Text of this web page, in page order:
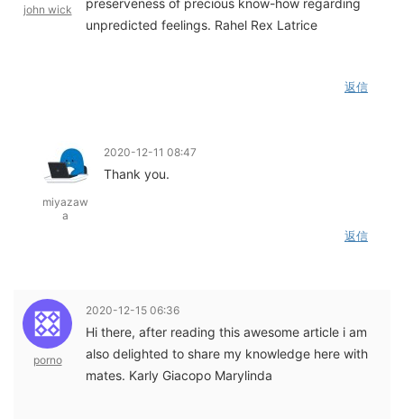
john wick
preserveness of precious know-how regarding
unpredicted feelings. Rahel Rex Latrice
返信
miyazaw
a
2020-12-11 08:47
Thank you.
返信
porno
2020-12-15 06:36
Hi there, after reading this awesome article i am
also delighted to share my knowledge here with
mates. Karly Giacopo Marylinda